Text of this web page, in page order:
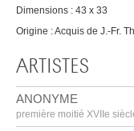
Dimensions : 43 x 33
Origine : Acquis de J.-Fr.
ARTISTES
ANONYME
première moitié XVIIe